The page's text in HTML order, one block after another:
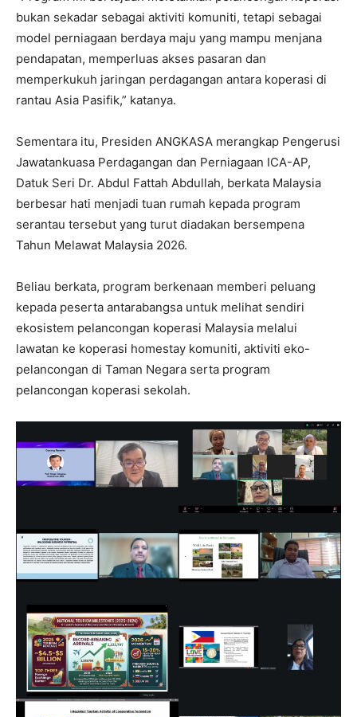
bukan sekadar sebagai aktiviti komuniti, tetapi sebagai
model perniagaan berdaya maju yang mampu menjana
pendapatan, memperluas akses pasaran dan
memperkukuh jaringan perdagangan antara koperasi di
rantau Asia Pasifik,” katanya.
Sementara itu, Presiden ANGKASA merangkap Pengerusi
Jawatankuasa Perdagangan dan Perniagaan ICA-AP,
Datuk Seri Dr. Abdul Fattah Abdullah, berkata Malaysia
berbesar hati menjadi tuan rumah kepada program
serantau tersebut yang turut diadakan bersempena
Tahun Melawat Malaysia 2026.
Beliau berkata, program berkenaan memberi peluang
kepada peserta antarabangsa untuk melihat sendiri
ekosistem pelancongan koperasi Malaysia melalui
lawatan ke koperasi homestay komuniti, aktiviti eko-
pelancongan di Taman Negara serta program
pelancongan koperasi sekolah.